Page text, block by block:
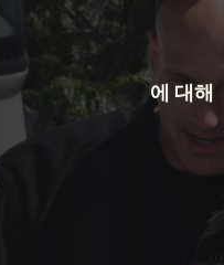
에 대해